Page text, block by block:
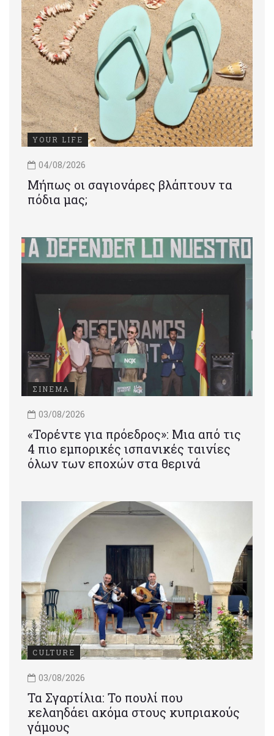
YOUR LIFE
04/08/2026
Μήπως οι σαγιονάρες βλάπτουν τα
πόδια μας;
ΣΙΝΕΜΑ
03/08/2026
«Τορέντε για πρόεδρος»: Mια από τις
4 πιο εμπορικές ισπανικές ταινίες
όλων των εποχών στα θερινά
CULTURE
03/08/2026
Τα Σγαρτίλια: Το πουλί που
κελαηδάει ακόμα στους κυπριακούς
γάμους